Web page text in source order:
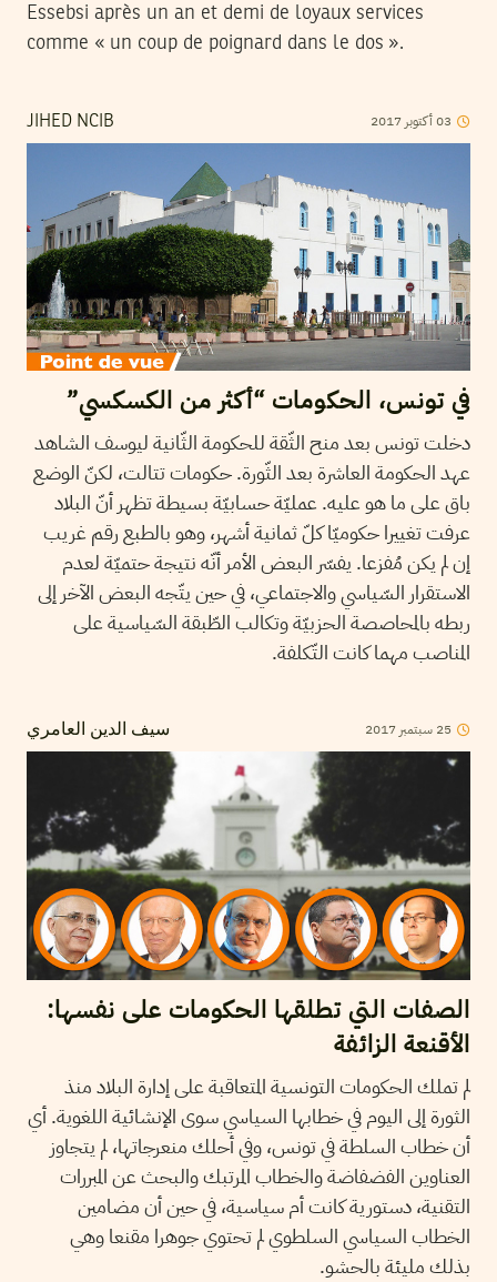
Essebsi après un an et demi de loyaux services
comme « un coup de poignard dans le dos ».
JIHED NCIB 03أكتوبر 2017
في تونس، الحكومات “أكثر من الكسكسي”
دخلت تونس بعد منح الثّقة للحكومة الثّانية ليوسف الشاهد
عهد الحكومة العاشرة بعد الثّورة. حكومات تتالت، لكنّ الوضع
باق على ما هو عليه. عمليّة حسابيّة بسيطة تظهر أنّ البلاد
عرفت تغييرا حكوميّا كلّ ثمانية أشهر، وهو بالطبع رقم غريب
إن لم يكن مُفزعا. يفسّر البعض الأمر أنّه نتيجة حتميّة لعدم
الاستقرار السّياسي والاجتماعي، في حين يتّجه البعض الآخر إلى
ربطه بالمحاصصة الحزبيّة وتكالب الطّبقة السّياسية على
المناصب مهما كانت التّكلفة.
سيف الدين العامري 25 سبتمبر 2017
الصفات التي تطلقها الحكومات على نفسها:
الأقنعة الزائفة
لم تملك الحكومات التونسية المتعاقبة على إدارة البلاد منذ
الثورة إلى اليوم في خطابها السياسي سوى الإنشائية اللغوية. أي
أن خطاب السلطة في تونس، وفي أحلك منعرجاتها، لم يتجاوز
العناوين الفضفاضة والخطاب المرتبك والبحث عن المبررات
التقنية، دستورية كانت أم سياسية، في حين أن مضامين
الخطاب السياسي السلطوي لم تحتوي جوهرا مقنعا وهي
بذلك مليئة بالحشو.